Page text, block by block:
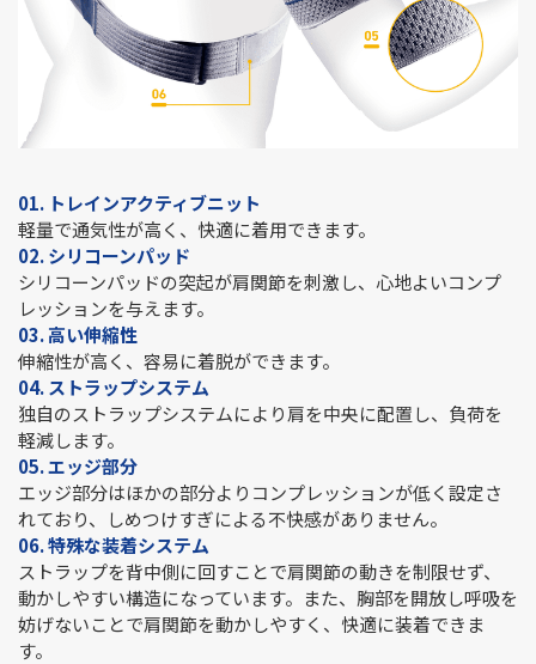
01. トレインアクティブニット
軽量で通気性が高く、快適に着用できます。
02. シリコーンパッド
シリコーンパッドの突起が肩関節を刺激し、心地よいコンプ
レッションを与えます。
03. 高い伸縮性
伸縮性が高く、容易に着脱ができます。
04. ストラップシステム
独自のストラップシステムにより肩を中央に配置し、負荷を
軽減します。
05. エッジ部分
エッジ部分はほかの部分よりコンプレッションが低く設定さ
れており、しめつけすぎによる不快感がありません。
06. 特殊な装着システム
ストラップを背中側に回すことで肩関節の動きを制限せず、
動かしやすい構造になっています。また、胸部を開放し呼吸を
妨げないことで肩関節を動かしやすく、快適に装着できま
す。